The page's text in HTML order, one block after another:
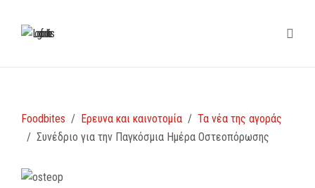
Foodbites Ερευνα και καινοτομία
Τα νέα της αγοράς
Συνέδριο για την Παγκόσμια Ημέρα Οστεοπόρωσης